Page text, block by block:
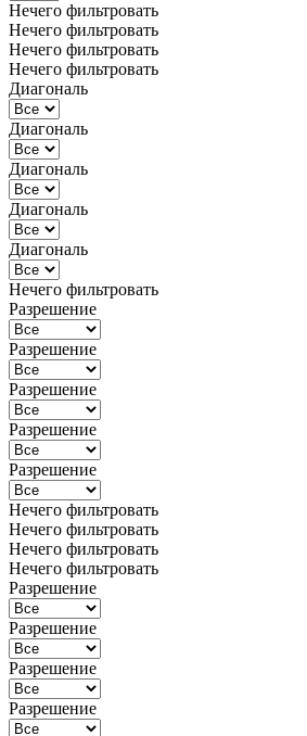
Нечего фильтровать
Нечего фильтровать
Нечего фильтровать
Нечего фильтровать
Диагональ
Диагональ
Диагональ
Диагональ
Диагональ
Нечего фильтровать
Разрешение
Разрешение
Разрешение
Разрешение
Разрешение
Нечего фильтровать
Нечего фильтровать
Нечего фильтровать
Нечего фильтровать
Разрешение
Разрешение
Разрешение
Разрешение